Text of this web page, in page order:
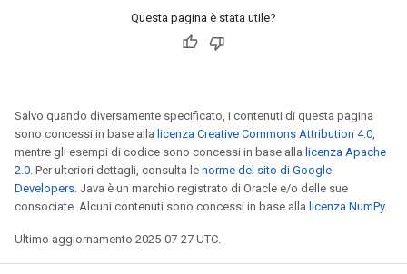
Questa pagina è stata utile?
Salvo quando diversamente specificato, i contenuti di questa pagina
sono concessi in base alla licenza Creative Commons Attribution 4.0,
mentre gli esempi di codice sono concessi in base alla licenza Apache
2.0. Per ulteriori dettagli, consulta le norme del sito di Google
Developers. Java è un marchio registrato di Oracle e/o delle sue
consociate. Alcuni contenuti sono concessi in base alla licenza NumPy.
Ultimo aggiornamento 2025-07-27 UTC.